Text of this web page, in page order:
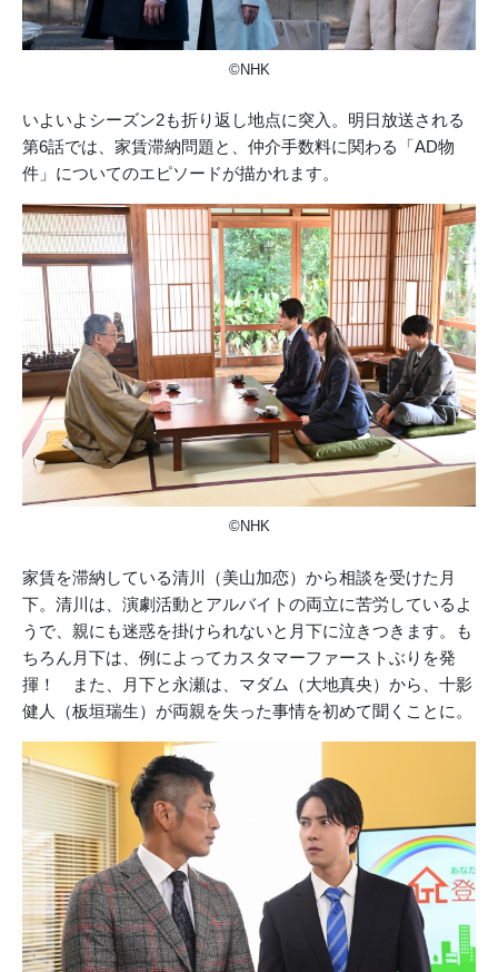
©NHK
いよいよシーズン2も折り返し地点に突入。明日放送される
第6話では、家賃滞納問題と、仲介手数料に関わる「AD物
件」についてのエピソードが描かれます。
©NHK
家賃を滞納している清川（美山加恋）から相談を受けた月
下。清川は、演劇活動とアルバイトの両立に苦労しているよ
うで、親にも迷惑を掛けられないと月下に泣きつきます。も
ちろん月下は、例によってカスタマーファーストぶりを発
揮！ また、月下と永瀬は、マダム（大地真央）から、十影
健人（板垣瑞生）が両親を失った事情を初めて聞くことに。